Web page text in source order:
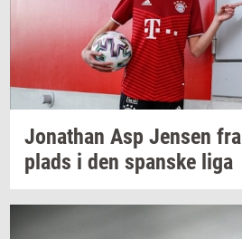
Jo­nat­han Asp Jen­sen fra
plads i den span­ske liga